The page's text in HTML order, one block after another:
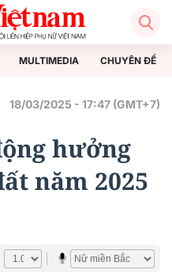
MULTIMEDIA CHUYÊN ĐỀ
18/03/2025 - 17:47 (GMT+7)
hưởng
năm 2025